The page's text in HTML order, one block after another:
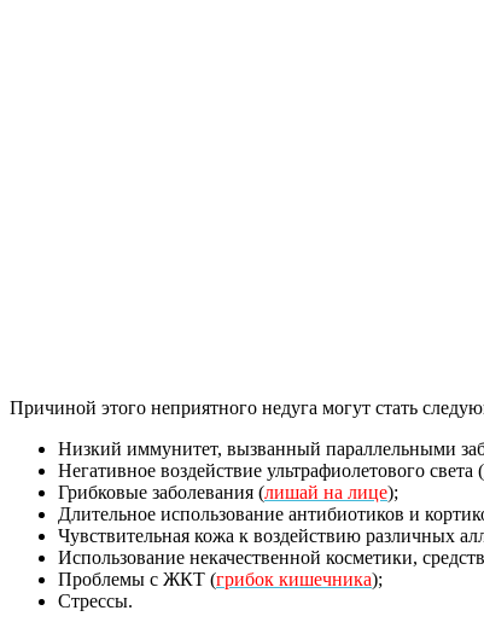
Причиной этого неприятного недуга могут стать
Низкий иммунитет, вызванный параллельными
Негативное воздействие ультрафиолетового
Грибковые заболевания (лишай на лице);
Длительное использование антибиотиков и
Чувствительная кожа к воздействию различных
Использование некачественной косметики,
Проблемы с ЖКТ (грибок кишечника);
Стрессы.